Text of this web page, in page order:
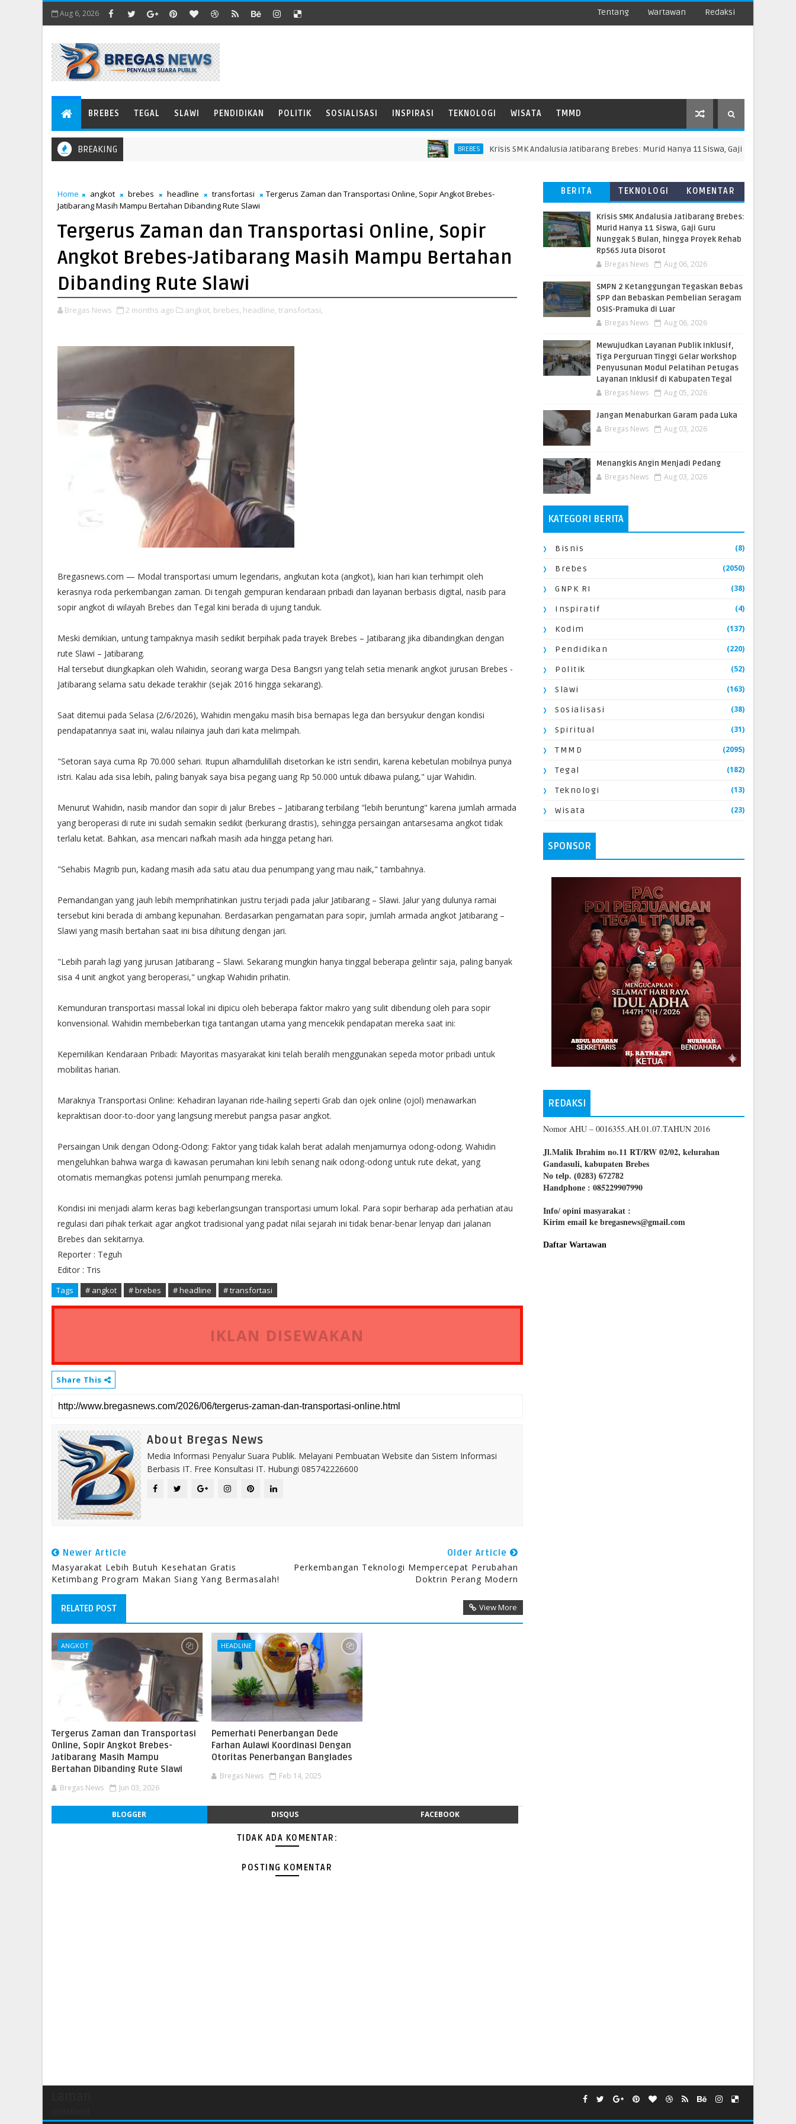
Aug 6, 2026 Tentang Wartawan Redaksi
BREBES TEGAL SLAWI PENDIDIKAN POLITIK SOSIALISASI INSPIRASI TEKNOLOGI WISATA TMMD
BREAKING BREBES Krisis SMK Andalusia Jatibarang Brebes: Murid Hanya 11 Siswa, Gaji Guru Nunggak 5
Home angkot brebes headline transfortasi
​Tergerus Zaman dan Transportasi Online, Sopir Angkot Brebes-
Jatibarang Masih Mampu Bertahan Dibanding Rute Slawi
​Tergerus Zaman dan Transportasi Online, Sopir
Angkot Brebes-Jatibarang Masih Mampu Bertahan
Dibanding Rute Slawi
Bregas News 2 months ago angkot, brebes, headline, transfortasi,
​Bregasnews.com — Modal transportasi umum legendaris, angkutan kota (angkot), kian hari kian terhimpit oleh
kerasnya roda perkembangan zaman. Di tengah gempuran kendaraan pribadi dan layanan berbasis digital, nasib para
sopir angkot di wilayah Brebes dan Tegal kini berada di ujung tanduk.
Meski demikian, untung tampaknya masih sedikit berpihak pada trayek Brebes – Jatibarang jika dibandingkan dengan
rute Slawi – Jatibarang.
​Hal tersebut diungkapkan oleh Wahidin, seorang warga Desa Bangsri yang telah setia menarik angkot jurusan Brebes -
Jatibarang selama satu dekade terakhir (sejak 2016 hingga sekarang).
​Saat ditemui pada Selasa (2/6/2026), Wahidin mengaku masih bisa bernapas lega dan bersyukur dengan kondisi
pendapatannya saat ini, walau nilainya jauh dari kata melimpah.
​"Setoran saya cuma Rp 70.000 sehari. Itupun alhamdulillah disetorkan ke istri sendiri, karena kebetulan mobilnya punya
istri. Kalau ada sisa lebih, paling banyak saya bisa pegang uang Rp 50.000 untuk dibawa pulang," ujar Wahidin.
​Menurut Wahidin, nasib mandor dan sopir di jalur Brebes – Jatibarang terbilang "lebih beruntung" karena jumlah armada
yang beroperasi di rute ini sudah semakin sedikit (berkurang drastis), sehingga persaingan antarsesama angkot tidak
terlalu ketat. Bahkan, asa mencari nafkah masih ada hingga petang hari.
​"Sehabis Magrib pun, kadang masih ada satu atau dua penumpang yang mau naik," tambahnya.
​​Pemandangan yang jauh lebih memprihatinkan justru terjadi pada jalur Jatibarang – Slawi. Jalur yang dulunya ramai
tersebut kini berada di ambang kepunahan. Berdasarkan pengamatan para sopir, jumlah armada angkot Jatibarang –
Slawi yang masih bertahan saat ini bisa dihitung dengan jari.
​"Lebih parah lagi yang jurusan Jatibarang – Slawi. Sekarang mungkin hanya tinggal beberapa gelintir saja, paling banyak
sisa 4 unit angkot yang beroperasi," ungkap Wahidin prihatin.
​​Kemunduran transportasi massal lokal ini dipicu oleh beberapa faktor makro yang sulit dibendung oleh para sopir
konvensional. Wahidin membeberkan tiga tantangan utama yang mencekik pendapatan mereka saat ini:
​Kepemilikan Kendaraan Pribadi: Mayoritas masyarakat kini telah beralih menggunakan sepeda motor pribadi untuk
mobilitas harian.
​Maraknya Transportasi Online: Kehadiran layanan ride-hailing seperti Grab dan ojek online (ojol) menawarkan
kepraktisan door-to-door yang langsung merebut pangsa pasar angkot.
​Persaingan Unik dengan Odong-Odong: Faktor yang tidak kalah berat adalah menjamurnya odong-odong. Wahidin
mengeluhkan bahwa warga di kawasan perumahan kini lebih senang naik odong-odong untuk rute dekat, yang
otomatis memangkas potensi jumlah penumpang mereka.
​Kondisi ini menjadi alarm keras bagi keberlangsungan transportasi umum lokal. Para sopir berharap ada perhatian atau
regulasi dari pihak terkait agar angkot tradisional yang padat nilai sejarah ini tidak benar-benar lenyap dari jalanan
Brebes dan sekitarnya.
​Reporter : Teguh
Editor : Tris
Tags # angkot # brebes # headline # transfortasi
IKLAN DISEWAKAN
Share This
About Bregas News
Media Informasi Penyalur Suara Publik. Melayani Pembuatan Website dan Sistem Informasi
Berbasis IT. Free Konsultasi IT. Hubungi 085742226600
Newer Article
Masyarakat Lebih Butuh Kesehatan Gratis
Ketimbang Program Makan Siang Yang Bermasalah!
Older Article
Perkembangan Teknologi Mempercepat Perubahan
Doktrin Perang Modern
RELATED POST View More
ANGKOT
​Tergerus Zaman dan Transportasi
Online, Sopir Angkot Brebes-
Jatibarang Masih Mampu
Bertahan Dibanding Rute Slawi
Bregas News Jun 03, 2026
HEADLINE
Pemerhati Penerbangan Dede
Farhan Aulawi Koordinasi Dengan
Otoritas Penerbangan Banglades
Bregas News Feb 14, 2025
BLOGGER DISQUS FACEBOOK
TIDAK ADA KOMENTAR:
POSTING KOMENTAR
BERITA
TERBARU
TEKNOLOGI
KOMENTAR
Krisis SMK Andalusia Jatibarang Brebes:
Murid Hanya 11 Siswa, Gaji Guru
Nunggak 5 Bulan, hingga Proyek Rehab
Rp565 Juta Disorot
Bregas News Aug 06, 2026
SMPN 2 Ketanggungan Tegaskan Bebas
SPP dan Bebaskan Pembelian Seragam
OSIS-Pramuka di Luar
Bregas News Aug 06, 2026
​Mewujudkan Layanan Publik Inklusif,
Tiga Perguruan Tinggi Gelar Workshop
Penyusunan Modul Pelatihan Petugas
Layanan Inklusif di Kabupaten Tegal
Bregas News Aug 05, 2026
Jangan Menaburkan Garam pada Luka
Bregas News Aug 03, 2026
Menangkis Angin Menjadi Pedang
Bregas News Aug 03, 2026
KATEGORI BERITA
Bisnis (8)
Brebes (2050)
GNPK RI (38)
Inspiratif (4)
Kodim (137)
Pendidikan (220)
Politik (52)
Slawi (163)
Sosialisasi (38)
Spiritual (31)
TMMD (2095)
Tegal (182)
Teknologi (13)
Wisata (23)
SPONSOR
REDAKSI
Nomor AHU – 0016355.AH.01.07.TAHUN 2016
Jl.Malik Ibrahim no.11 RT/RW 02/02, kelurahan
Gandasuli, kabupaten Brebes
No telp. (0283) 672782
Handphone : 085229907990
Info/ opini masyarakat :
Kirim email ke bregasnews@gmail.com
Daftar Wartawan